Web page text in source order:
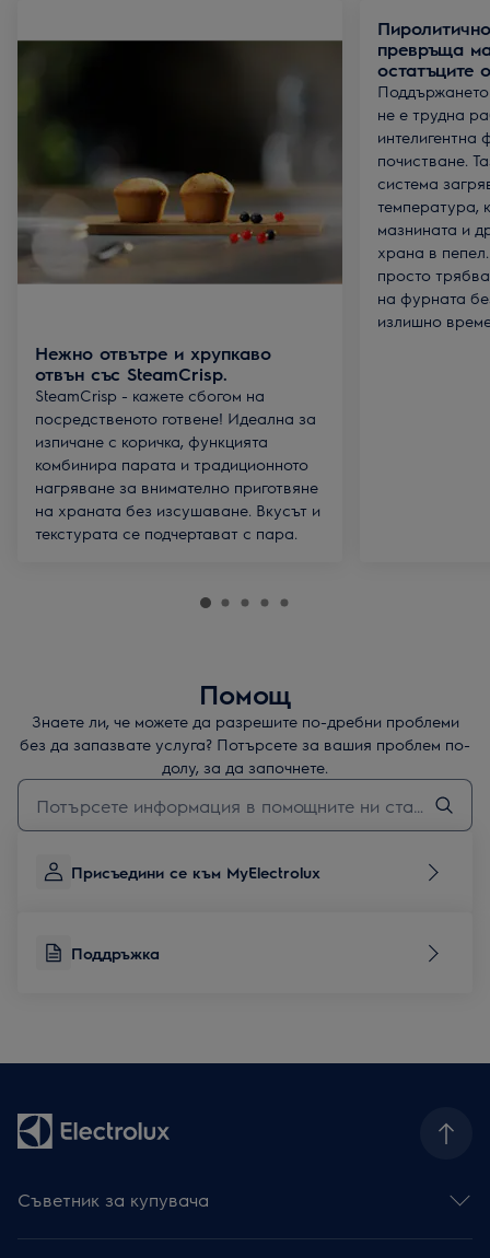
Нежно отвътре и хрупкаво
отвън със SteamCrisp.
SteamCrisp - кажете сбогом на
посредственото готвене! Идеална за
изпичане с коричка, функцията
комбинира парата и традиционното
нагряване за внимателно приготвяне
на храната без изсушаване. Вкусът и
текстурата се подчертават с пара.
превръща
остатъците
не е трудна
интелигентна
почистване.
система
температура,
мазнината и
храна в
просто
на фурната
излишно
Помощ
Знаете ли, че можете да разрешите по-дребни проблеми
без да запазвате услуга? Потърсете за вашия проблем по-
долу, за да започнете.
Въведете текст за да потърсите статии за поддръжка
Присъедини се към MyElectrolux
Поддръжка
Съветник за купувача